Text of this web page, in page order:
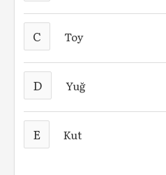
C Toy
D Yuğ
E Kut